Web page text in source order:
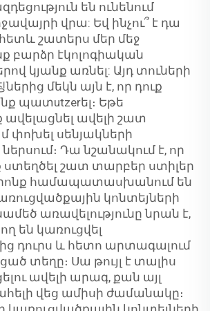
են ունենում
վրա: Եվ ինչու՞ է դա
շատերս մեր մեջ
բարձր էկոլոգիական
կյանք առնել: Այդ տուների
մեկն այն է, որ դուք
պատutzerել։ Եթե
ավելացնել ավելի շատ
փոխել սենյակների
Դա նշանակում է, որ
ստեղծել շատ տարբեր ստիլեր
համապատասխանում են
կոնտեյների
առավելությունը նրան է,
են կառուցվել
դուրս և հետո արտագալում
տեղը։ Սա թույլ է տալիս
ավելի արագ, քան այլ
վեց ամիսի ժամանակը։